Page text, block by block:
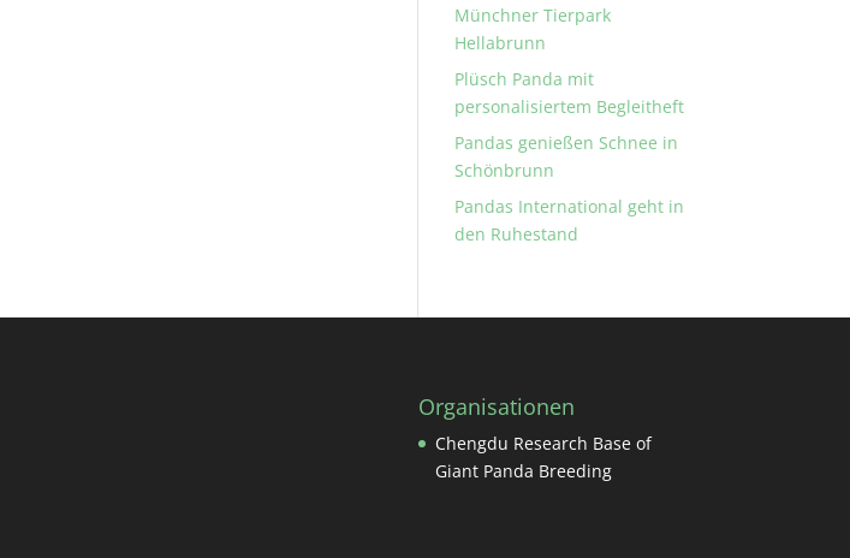
Münchner Tierpark
Hellabrunn
Plüsch Panda mit
personalisiertem Begleitheft
Pandas genießen Schnee in
Schönbrunn
Pandas International geht in
den Ruhestand
Organisationen
Chengdu Research Base of
Giant Panda Breeding